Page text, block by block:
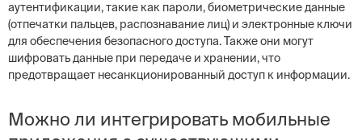
аутентификации, такие как пароли, биометрические данные
(отпечатки пальцев, распознавание лиц) и электронные ключи
для обеспечения безопасного доступа. Также они могут
шифровать данные при передаче и хранении, что
предотвращает несанкционированный доступ к информации.
Можно ли интегрировать мобильные